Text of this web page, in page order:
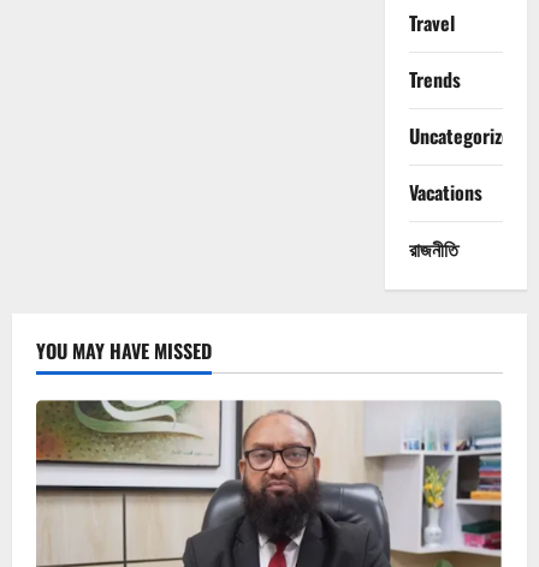
Travel
Trends
Uncategorized
Vacations
রাজনীতি
YOU MAY HAVE MISSED